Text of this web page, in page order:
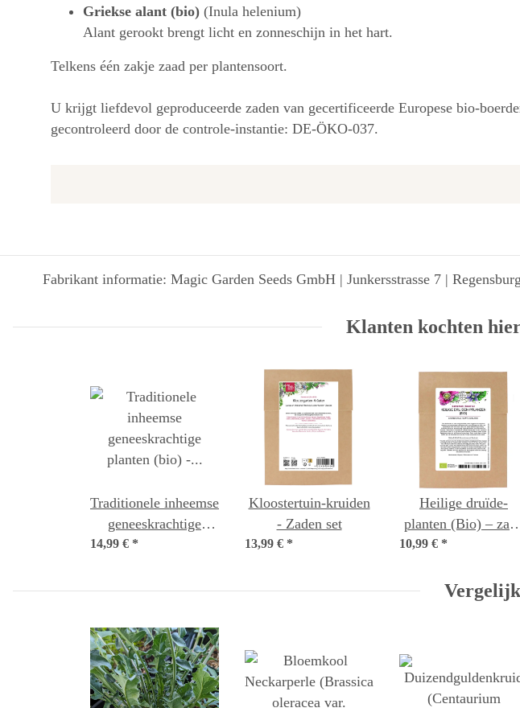
Griekse alant (bio) (Inula helenium)
Alant gerookt brengt licht en zonneschijn in het hart.
Telkens één zakje zaad per plantensoort.
U krijgt liefdevol geproduceerde zaden van gecertificeerde Europese bio-
gecontroleerd door de controle-instantie: DE-ÖKO-037.
Fabrikant informatie: Magic Garden Seeds GmbH | Junkersstrasse 7 |
Klanten kochten
Traditionele inheemse
geneeskrachtige
planten (bio) - zaad-
14,99 € *
Kloostertuin-kruiden
- Zaden set
13,99 € *
Heilige druïde-
planten (Bio) –
10,99 € *